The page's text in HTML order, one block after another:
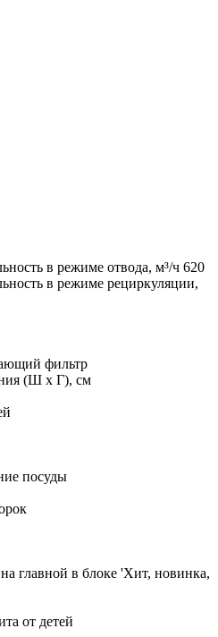
в режиме отвода, м³/ч 620
в режиме рециркуляции,
фильтр
(Ш х Г), см
посуды
главной в блоке 'Хит, новинка,
от детей